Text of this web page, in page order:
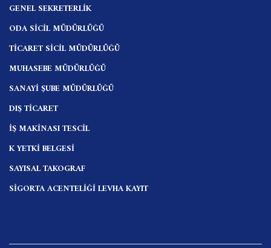
GENEL SEKRETERLİK
ODA SİCİL MÜDÜRLÜĞÜ
TİCARET SİCİL MÜDÜRLÜĞÜ
MUHASEBE MÜDÜRLÜĞÜ
SANAYİ ŞUBE MÜDÜRLÜĞÜ
DIŞ TİCARET
İŞ MAKİNASI TESCİL
K YETKİ BELGESİ
SAYISAL TAKOGRAF
SİGORTA ACENTELİĞİ LEVHA KAYIT